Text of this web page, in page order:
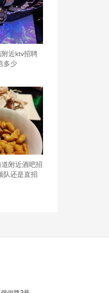
什么差别一
越吃越入迷
很咸,美式小
有的味道
朋友请注
点了两扎还
商务接待,
牧歌很贵
，隔音也还
近ktv招聘
多少
附近酒吧招
队还是直招